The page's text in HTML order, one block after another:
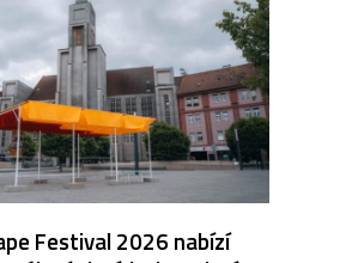
Festival 2026 nabízí